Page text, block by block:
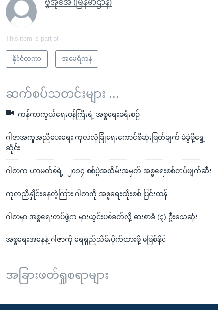
ဗွီအိုအေ (မြန်မာဌာန)
This item is part of
နိုင်ငံတကာ အမေရိကန်
ဆက်စပ်သတင်းများ ...
ကန်ကာကွယ်ရေးဝန်ကြီးရဲ့ အစ္စရေးခရီးစဉ်
ဂါဇာအကူအညီပေးရေး ကုလလုံခြုံရေးကောင်စီဆုံးဖြတ်ချက် မဲခွဲဖို့ရွေ့
ဆိုင်း
ဂါဇာက ဟာမတ်စ်ရဲ့ ၂၀၁၄ စစ်ပွဲအထိမ်းအမှတ် အစ္စ‌ရေးစစ်တပ်ဖျက်ဆီး
ကုလညှိနှိုင်းနေတဲ့ကြား ဂါဇာကို အစ္စရေးထိုးစစ် ပြင်းထန်
ဂါဇာမှာ အစ္စရေးတပ်ဖွဲ့က မှားယွင်းပစ်ခတ်လို့ ဓားစာခံ (၃) ဦးသေဆုံး
အစ္စရေးအနေနဲ့ ဂါဇာကို ရေရှည်သိမ်းပိုက်ထားဖို့ မဖြစ်နိုင်
အခြားဖတ်ရှုစရာများ